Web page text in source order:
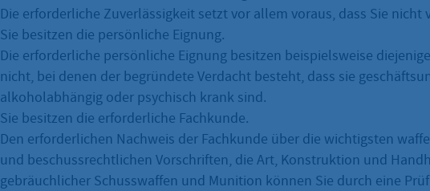
Die erforderliche Zuverlässigkeit setzt vor allem voraus, dass Sie nicht
Sie besitzen die persönliche Eignung.
Die erforderliche persönliche Eignung besitzen beispielsweise
nicht, bei denen der begründete Verdacht besteht, dass sie
alkoholabhängig oder psychisch krank sind.
Sie besitzen die erforderliche Fachkunde.
Den erforderlichen Nachweis der Fachkunde über die wichtigsten
und beschussrechtlichen Vorschriften, die Art, Konstruktion und
gebräuchlicher Schusswaffen und Munition können Sie durch eine